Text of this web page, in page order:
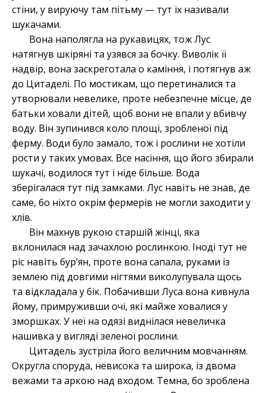
стіни, у вируючу там пітьму — тут їх називали
шукачами.
Вона наполягла на рукавицях, тож Лус
натягнув шкіряні та узявся за бочку. Виволік її
надвір, вона заскреготала о каміння, і потягнув аж
до Цитаделі. По мостикам, що перетиналися та
утворювали невелике, проте небезпечне місце, де
батьки ховали дітей, щоб вони не впали у вбивчу
воду. Він зупинився коло площі, зробленої під
ферму. Води було замало, тож і рослини не хотіли
рости у таких умовах. Все насіння, що його збирали
шукачі, водилося тут і ніде більше. Вода
зберігалася тут під замками. Лус навіть не знав, де
саме, бо ніхто окрім фермерів не могли заходити у
хлів.
Він махнув рукою старшій жінці, яка
вклонилася над зачахлою рослинкою. Іноді тут не
ріс навіть бур’ян, проте вона сапала, руками із
землею під довгими нігтями виколупувала щось
та відкладала у бік. Побачивши Луса вона кивнула
йому, примруживши очі, які майже ховалися у
зморшках. У неї на одязі виднілася невеличка
нашивка у вигляді зеленої рослини.
Цитадель зустріла його величним мовчанням.
Округла споруда, невисока та широка, із двома
вежами та аркою над входом. Темна, бо зроблена